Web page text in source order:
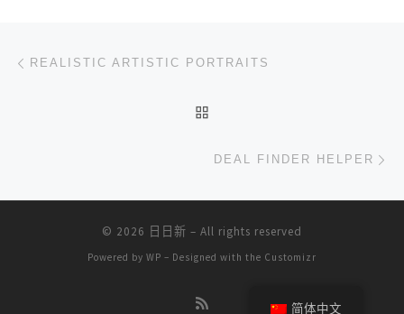
文章导航
REALISTIC ARTISTIC PORTRAITS
DEAL FINDER HELPER
© 2026 日日新 – All rights reserved
Powered by WP – Designed with the Customizr
简体中文